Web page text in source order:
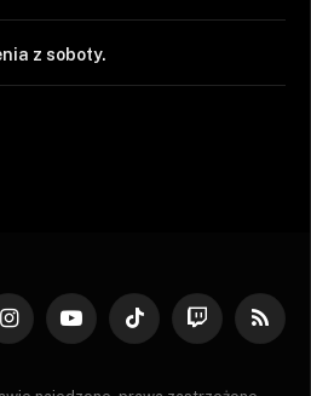
z soboty.
InstagramYouTubeTikTok Twitch RSS